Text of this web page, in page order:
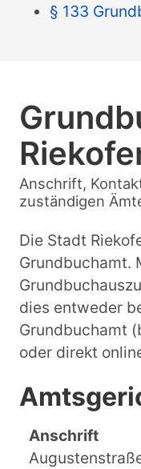
§ 133
Anschrift,
zuständigen
Die Stadt
Grundbuchamt.
dies entweder
Grundbuchamt
oder direkt
Anschrift